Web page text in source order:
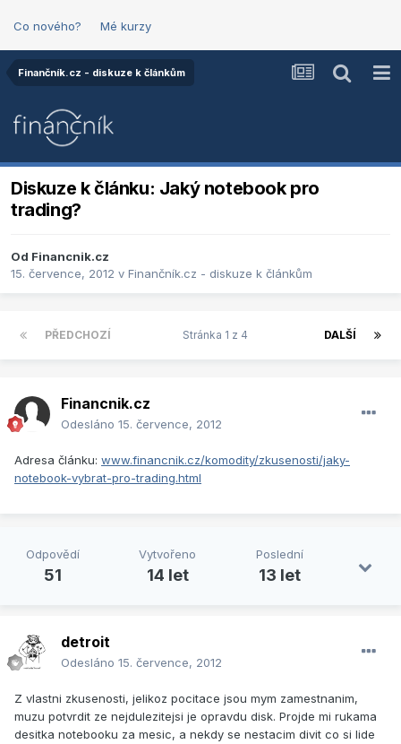
Co nového? Mé kurzy
Finančník.cz - diskuze k článkům
Diskuze k článku: Jaký notebook pro
trading?
Od Financnik.cz
15. července, 2012 v Finančník.cz - diskuze k článkům
PŘEDCHOZÍ DALŠÍ
Stránka 1 z 4
Financnik.cz
Odesláno 15. července, 2012
Adresa článku: www.financnik.cz/komodity/zkusenosti/jaky-
notebook-vybrat-pro-trading.html
Odpovědí
51
Vytvořeno
14 let
Poslední
13 let
detroit
Odesláno 15. července, 2012
Z vlastni zkusenosti, jelikoz pocitace jsou mym zamestnanim,
muzu potvrdit ze nejdulezitejsi je opravdu disk. Projde mi rukama
desitka notebooku za mesic, a nekdy se nestacim divit co si lide